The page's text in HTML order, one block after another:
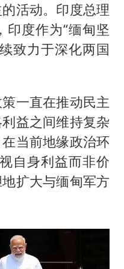
活动。印度总理
度作为“缅甸坚
致力于深化两国
一直在推动民主
益之间维持复杂
当前地缘政治环
自身利益而非价
扩大与缅甸军方